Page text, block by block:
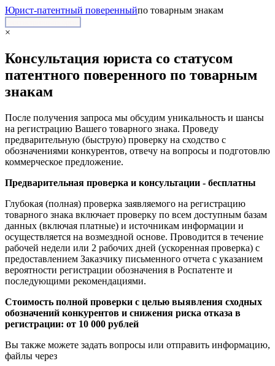
Юрист-патентный поверенныйпо товарным знакам
×
Консультация юриста со статусом
патентного поверенного по товарным
знакам
После получения запроса мы обсудим уникальность и шансы
на регистрацию Вашего товарного знака. Проведу
предварительную (быструю) проверку на сходство с
обозначениями конкурентов, отвечу на вопросы и подготовлю
коммерческое предложение.
Предварительная проверка и консультации - бесплатны
Глубокая (полная) проверка заявляемого на регистрацию
товарного знака включает проверку по всем доступным базам
данных (включая платные) и источникам информации и
осуществляется на возмездной основе. Проводится в течение
рабочей недели или 2 рабочих дней (ускоренная проверка) с
предоставлением Заказчику письменного отчета с указанием
вероятности регистрации обозначения в Роспатенте и
последующими рекомендациями.
Стоимость полной проверки с целью выявления сходных
обозначений конкурентов и снижения риска отказа в
регистрации: от 10 000 рублей
Вы также можете задать вопросы или отправить информацию,
файлы через